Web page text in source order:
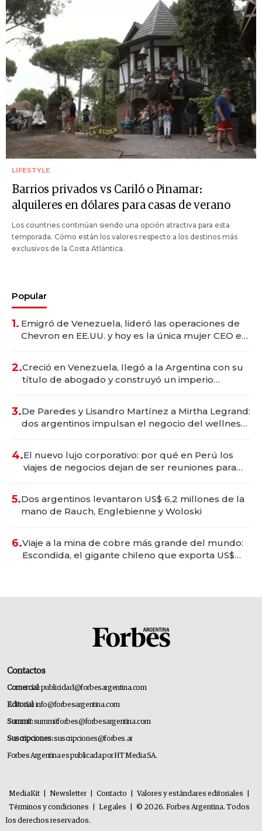
LIFESTYLE
Barrios privados vs Cariló o Pinamar:
alquileres en dólares para casas de verano
Los countries continúan siendo una opción atractiva para esta
temporada. Cómo están los valores respecto a los destinos más
exclusivos de la Costa Atlántica.
Popular
1. Emigró de Venezuela, lideró las operaciones de
Chevron en EE.UU. y hoy es la única mujer CEO en
2.Creció en Venezuela, llegó a la Argentina con su
título de abogado y construyó un imperio
3.De Paredes y Lisandro Martínez a Mirtha Legrand:
dos argentinos impulsan el negocio del wellness
4.El nuevo lujo corporativo: por qué en Perú los
viajes de negocios dejan de ser reuniones para
5.Dos argentinos levantaron US$ 6,2 millones de la
mano de Rauch, Englebienne y Woloski
6.Viaje a la mina de cobre más grande del mundo:
Escondida, el gigante chileno que exporta US$
Contactos
Comercial:publicidad@forbesargentina.com
Editorial:info@forbesargentina.com
Summit:summitforbes@forbesargentina.com
Suscripciones:suscripciones@forbes.ar
Forbes Argentina es publicada por HT Media SA.
MediaKit Newsletter Contacto Valores y estándares editoriales
Términos y condiciones
Legales
© 2026. Forbes Argentina. Todos
los derechos reservados.